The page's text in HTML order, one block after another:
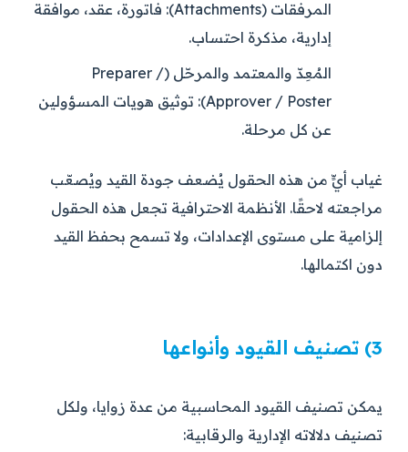
المرفقات (Attachments):
فاتورة، عقد، موافقة
إدارية، مذكرة احتساب.
المُعِدّ والمعتمد والمرحّل (Preparer /
Approver / Poster):
توثيق هويات المسؤولين
عن كل مرحلة.
غياب أيٍّ من هذه الحقول يُضعف جودة القيد ويُصعّب
مراجعته لاحقًا. الأنظمة الاحترافية تجعل هذه الحقول
إلزامية على مستوى الإعدادات، ولا تسمح بحفظ القيد
دون اكتمالها.
3) تصنيف القيود وأنواعها
يمكن تصنيف القيود المحاسبية من عدة زوايا، ولكل
تصنيف دلالاته الإدارية والرقابية: